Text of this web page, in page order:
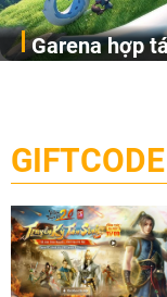
Garena hợp
cầu, theo giấy
Pocketpair, Inc.
GIFTCODE